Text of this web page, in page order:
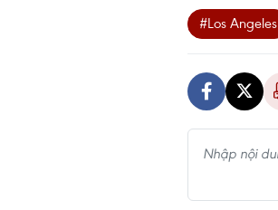
#Los Angeles